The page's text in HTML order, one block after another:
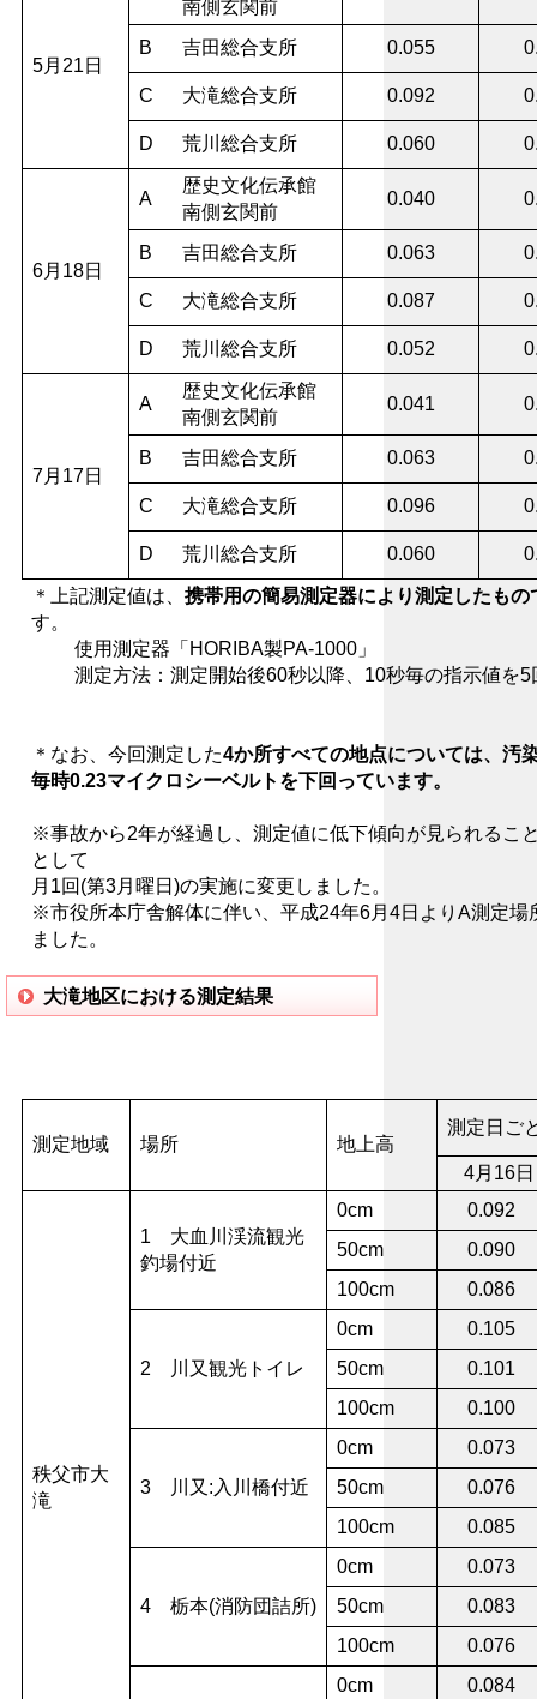
5月21日
南側玄関前
B 吉田総合支所 0.055
C 大滝総合支所 0.092
D 荒川総合支所 0.060
6月18日
A
歴史文化伝承館
南側玄関前
0.040
B 吉田総合支所 0.063
C 大滝総合支所 0.087
D 荒川総合支所 0.052
7月17日
A
歴史文化伝承館
南側玄関前
0.041
B 吉田総合支所 0.063
C 大滝総合支所 0.096
D 荒川総合支所 0.060
＊上記測定値は、 携帯用の簡易測定器により測定したも
す。
使用測定器「HORIBA製PA-1000」
測定方法：測定開始後60秒以降、10秒毎の指示値を5
＊なお、今回測定した4か所すべての地点については、汚
毎時0.23マイクロシーベルトを下回っています。
※事故から2年が経過し、測定値に低下傾向が見られるこ
として
月1回(第3月曜日)の実施に変更しました。
※市役所本庁舎解体に伴い、平成24年6月4日よりA測定
ました。
大滝地区における測定結果
測定地域 場所 地上高
測定日ご
4月16日
秩父市大
滝
1 大血川渓流観光
釣場付近
0cm
0.092
50cm
0.090
100cm
0.086
2 川又観光トイレ
0cm
0.105
50cm
0.101
100cm
0.100
3 川又:入川橋付近
0cm
0.073
50cm
0.076
100cm
0.085
4 栃本(消防団詰所)
0cm
0.073
50cm
0.083
100cm
0.076
0cm
0.084